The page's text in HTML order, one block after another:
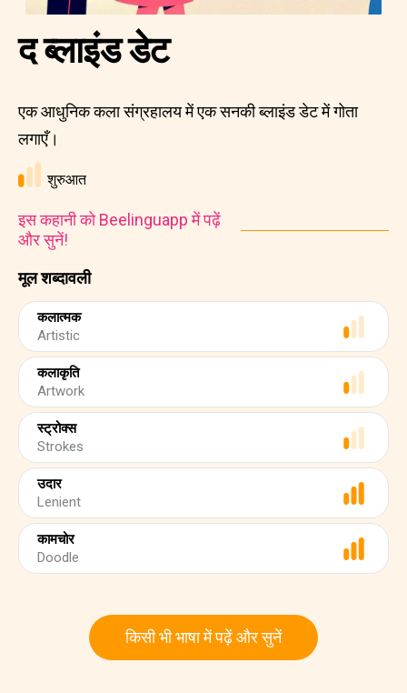
मूल शब्दावली
कलात्मक
Artistic
कलाकृति
Artwork
स्ट्रोक्स
Strokes
उदार
Lenient
कामचोर
Doodle
द ब्लाइंड डेट
एक आधुनिक कला संग्रहालय में एक सनकी ब्लाइंड डेट में गोता
लगाएँ।
शुरुआत
इस कहानी को Beelinguapp में पढ़ें
और सुनें!
किसी भी भाषा में पढ़ें और सुनें